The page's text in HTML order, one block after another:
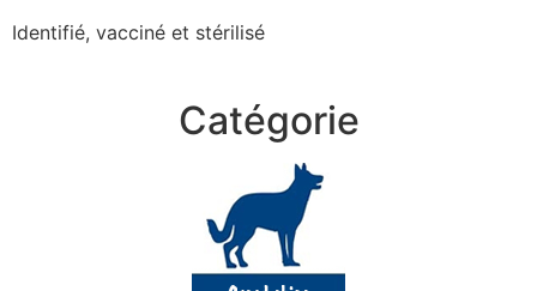
Identifié, vacciné et stérilisé
Catégorie